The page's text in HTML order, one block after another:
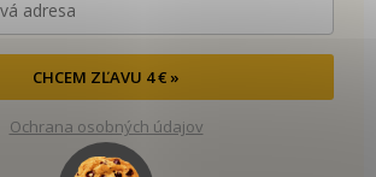
CHCEM ZĽAVU 4 € »
Ochrana osobných údajov